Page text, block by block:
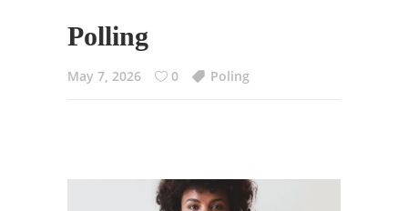
Polling
May 7, 2026 0 Poling